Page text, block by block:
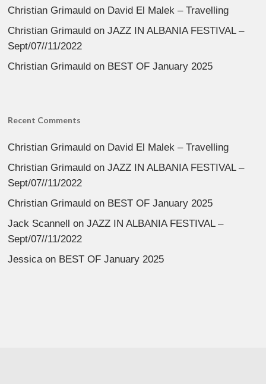
Christian Grimauld on David El Malek – Travelling
Christian Grimauld onJAZZ IN ALBANIA FESTIVAL –
Sept/07//11/2022
Christian Grimauld on BEST OF January 2025
Recent Comments
Christian Grimauld on David El Malek – Travelling
Christian Grimauld onJAZZ IN ALBANIA FESTIVAL –
Sept/07//11/2022
Christian Grimauld on BEST OF January 2025
Jack Scannell onJAZZ IN ALBANIA FESTIVAL –
Sept/07//11/2022
Jessicaon BEST OF January 2025